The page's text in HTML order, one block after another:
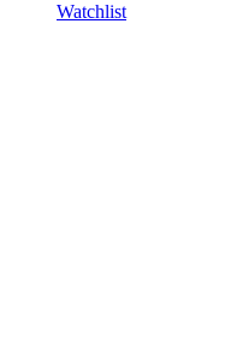
Watchlist